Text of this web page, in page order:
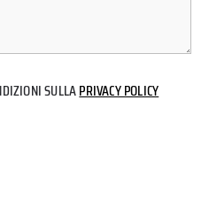
SULLAPRIVACY POLICY